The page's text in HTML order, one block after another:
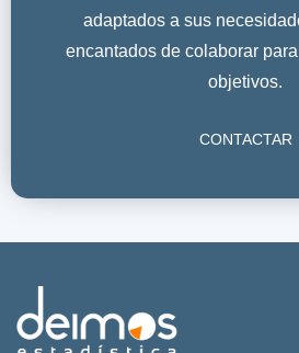
adaptados a sus
encantados de colaborar
objetivos.
CONTACTAR